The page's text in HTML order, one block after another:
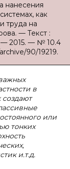
нанесения
как
труда на
— Текст :
— 2015. — № 10.4
90/19219.
в
создают
или
тонких
и.т.д.